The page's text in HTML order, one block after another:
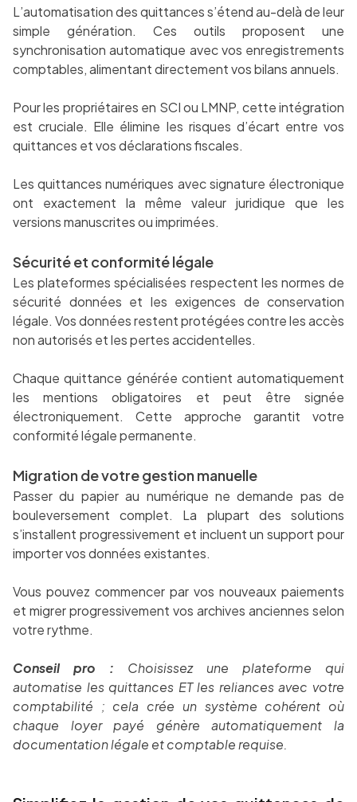
L’automatisation des quittances s’étend au-delà de leur
simple génération. Ces outils proposent une
synchronisation automatique avec vos enregistrements
comptables, alimentant directement vos bilans annuels.
Pour les propriétaires en SCI ou LMNP, cette intégration
est cruciale. Elle élimine les risques d’écart entre vos
quittances et vos déclarations fiscales.
Les quittances numériques avec signature électronique
ont exactement la même valeur juridique que les
versions manuscrites ou imprimées.
Sécurité et conformité légale
Les plateformes spécialisées respectent les normes de
sécurité données et les exigences de conservation
légale. Vos données restent protégées contre les accès
non autorisés et les pertes accidentelles.
Chaque quittance générée contient automatiquement
les mentions obligatoires et peut être signée
électroniquement. Cette approche garantit votre
conformité légale permanente.
Migration de votre gestion manuelle
Passer du papier au numérique ne demande pas de
bouleversement complet. La plupart des solutions
s’installent progressivement et incluent un support pour
importer vos données existantes.
Vous pouvez commencer par vos nouveaux paiements
et migrer progressivement vos archives anciennes selon
votre rythme.
Conseil pro :
Choisissez une plateforme qui
automatise les quittances ET les reliances avec votre
comptabilité ; cela crée un système cohérent où
chaque loyer payé génère automatiquement la
documentation légale et comptable requise.